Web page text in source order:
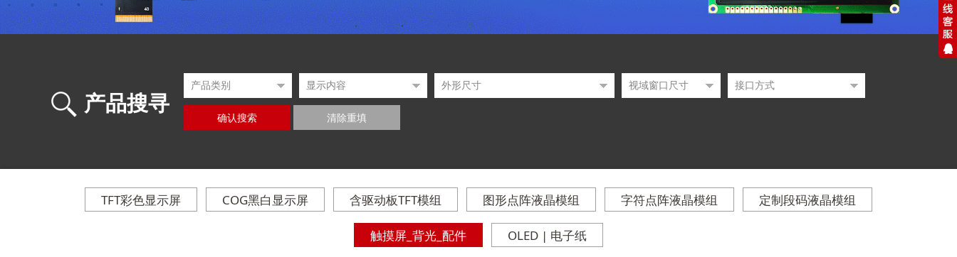
产品搜寻
确认搜索 清除重填
TFT彩色显示屏 COG黑白显示屏 含驱动板TFT模组 图形点阵液晶模组 字符点阵液晶模组 定制段码液晶模组
触摸屏_背光_配件 OLED | 电子纸